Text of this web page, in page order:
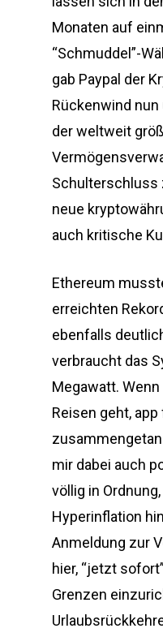
Monaten auf
“Schmuddel”-
gab Paypal der
Rückenwind
der weltweit
Schulterschluss
neue
auch kritische
Ethereum
erreichten
ebenfalls
verbraucht das
Megawatt.
Reisen geht,
mir dabei auch
völlig in
Hyperinflation
Anmeldung zur
hier, “jetzt
Grenzen